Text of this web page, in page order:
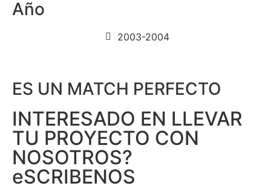
Año
2003-2004
ES UN MATCH PERFECTO
INTERESADO EN LLEVAR
TU PROYECTO CON
NOSOTROS?
eSCRIBENOS